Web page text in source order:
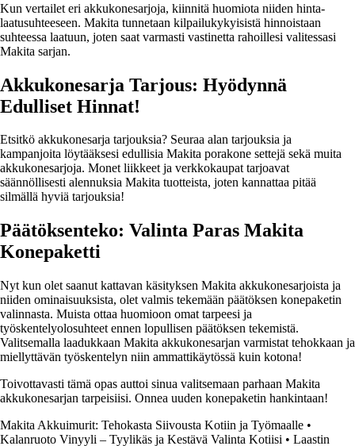
Kun vertailet eri akkukonesarjoja, kiinnitä huomiota niiden hinta-
laatusuhteeseen. Makita tunnetaan kilpailukykyisistä hinnoistaan
suhteessa laatuun, joten saat varmasti vastinetta rahoillesi valitessasi
Makita sarjan.
Akkukonesarja Tarjous: Hyödynnä
Edulliset Hinnat!
Etsitkö akkukonesarja tarjouksia? Seuraa alan tarjouksia ja
kampanjoita löytääksesi edullisia Makita porakone settejä sekä muita
akkukonesarjoja. Monet liikkeet ja verkkokaupat tarjoavat
säännöllisesti alennuksia Makita tuotteista, joten kannattaa pitää
silmällä hyviä tarjouksia!
Päätöksenteko: Valinta Paras Makita
Konepaketti
Nyt kun olet saanut kattavan käsityksen Makita akkukonesarjoista ja
niiden ominaisuuksista, olet valmis tekemään päätöksen konepaketin
valinnasta. Muista ottaa huomioon omat tarpeesi ja
työskentelyolosuhteet ennen lopullisen päätöksen tekemistä.
Valitsemalla laadukkaan Makita akkukonesarjan varmistat tehokkaan ja
miellyttävän työskentelyn niin ammattikäytössä kuin kotona!
Toivottavasti tämä opas auttoi sinua valitsemaan parhaan Makita
akkukonesarjan tarpeisiisi. Onnea uuden konepaketin hankintaan!
Makita Akkuimurit: Tehokasta Siivousta Kotiin ja Työmaalle •
Kalanruoto Vinyyli – Tyylikäs ja Kestävä Valinta Kotiisi • Laastin